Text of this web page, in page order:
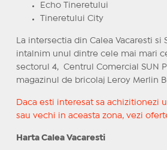
Echo Tineretului
Tineretului City
La intersectia din Calea Vacaresti si
intalnim unul dintre cele mai mari
sectorul 4, Centrul Comercial SUN
magazinul de bricolaj Leroy Merlin
Daca esti interesat sa achizitionezi
sau vechi in aceasta zona, vezi
Harta Calea Vacaresti